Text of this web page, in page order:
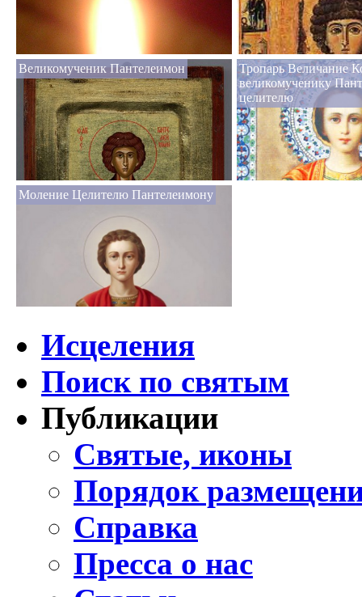
Великомученик Пантелеимон
Тропарь Величание
великомученику
целителю
Моление Целителю Пантелеимону
Исцеления
Поиск по святым
Публикации
Святые, иконы
Порядок
Справка
Пресса о нас